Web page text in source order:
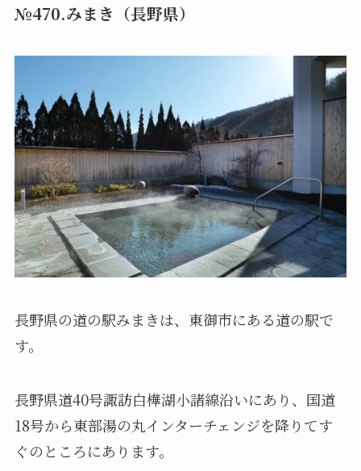
№470.みまき（長野県）
長野県の道の駅みまきは、東御市にある道の駅で
す。
長野県道40号諏訪白樺湖小諸線沿いにあり、国道
18号から東部湯の丸インターチェンジを降りてす
ぐのところにあります。